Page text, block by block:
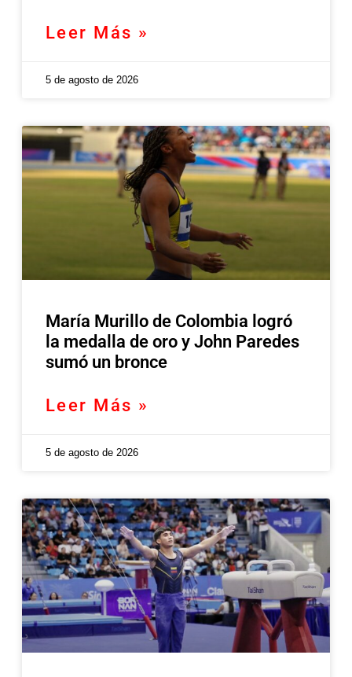
Leer Más »
5 de agosto de 2026
María Murillo de Colombia logró
la medalla de oro y John Paredes
sumó un bronce
Leer Más »
5 de agosto de 2026